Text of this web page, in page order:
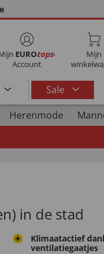
EUROtops-
Account
Mijn
Sale
Herenmode
in de stad
Klimaatactief
ventilatiegaatjes